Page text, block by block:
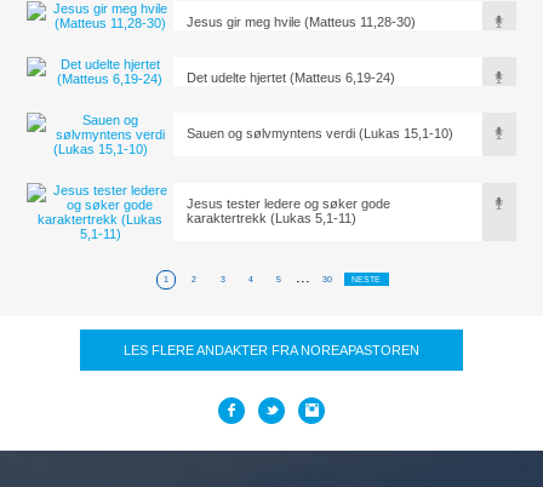
Jesus gir meg hvile (Matteus 11,28-30)
Det udelte hjertet (Matteus 6,19-24)
Sauen og sølvmyntens verdi (Lukas 15,1-10)
Jesus tester ledere og søker gode
karaktertrekk (Lukas 5,1-11)
1 2 3 4 5 30 NESTE
LES FLERE ANDAKTER FRA NOREAPASTOREN